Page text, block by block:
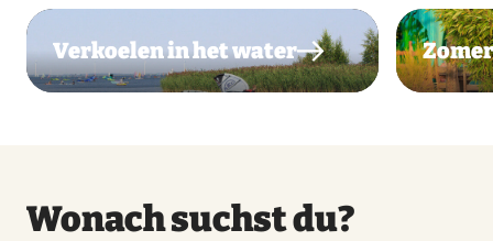
Verkoelen in het water
Wonach suchst du?